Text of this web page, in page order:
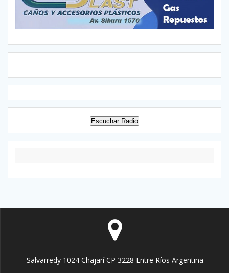
Escuchar Radio
Salvarredy 1024 Chajarí CP 3228 Entre Ríos Argentina